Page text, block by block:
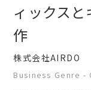
ィックス
作
株式会社AIRDO
Business Genre -